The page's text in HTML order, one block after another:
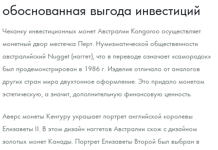
обоснованная выгода инвестиций
Чеканку инвестиционных монет Австралии Kangaroo осуществляет
монетный двор местечка Перт. Нумизматической общественности
австралийский Nugget (наггет), что в переводе означает «самородок»
был продемонстрирован в 1986 г. Изделие отличало от аналогов
других стран мира двухтонное оформление. Это придало монетам
эстетическую, а значит, дополнительную финансовую ценность.
Аверс монеты Кенгуру украшает портрет английской королевы
Елизаветы II. В этом дизайн наггетов Австралии схож с дизайном
золотых монет Канады. Портрет Елизаветы Второй был выбран в